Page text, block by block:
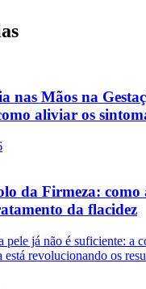
nas Mãos na
aliviar os
da Firmeza: como
da flacidez
pele já não é suficiente: a
está revolucionando os